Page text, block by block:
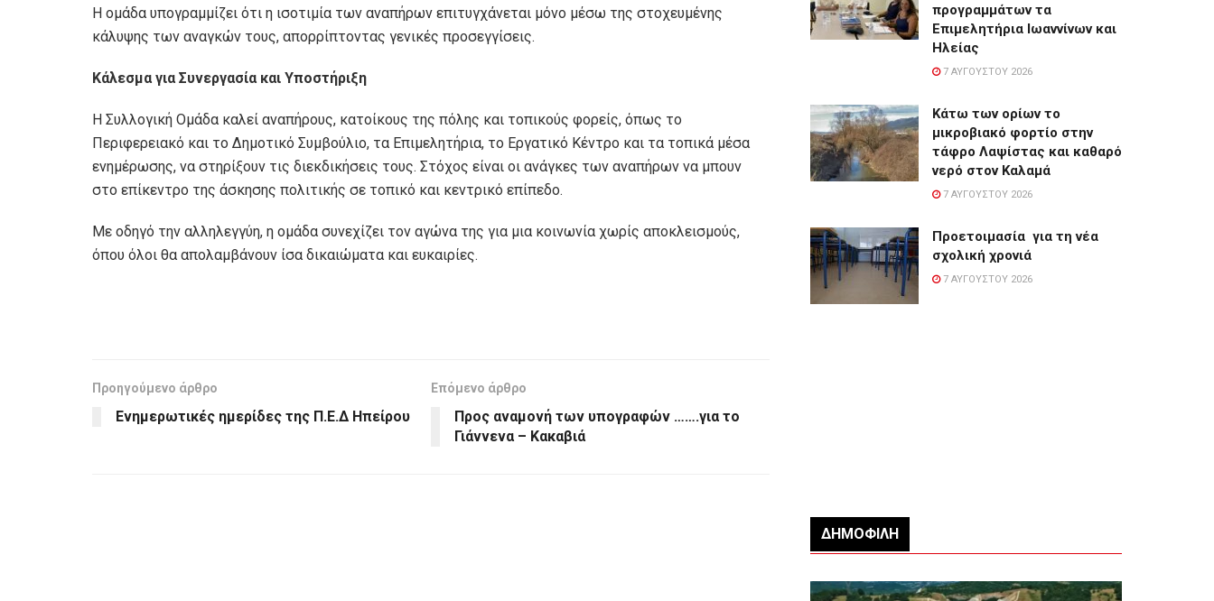
Η ομάδα υπογραμμίζει ότι η ισοτιμία των αναπήρων επιτυγχάνεται μόνο μέσω της στοχευμένης
κάλυψης των αναγκών τους, απορρίπτοντας γενικές προσεγγίσεις.
Κάλεσμα για Συνεργασία και Υποστήριξη
Η Συλλογική Ομάδα καλεί αναπήρους, κατοίκους της πόλης και τοπικούς φορείς, όπως το
Περιφερειακό και το Δημοτικό Συμβούλιο, τα Επιμελητήρια, το Εργατικό Κέντρο και τα τοπικά μέσα
ενημέρωσης, να στηρίξουν τις διεκδικήσεις τους. Στόχος είναι οι ανάγκες των αναπήρων να μπουν
στο επίκεντρο της άσκησης πολιτικής σε τοπικό και κεντρικό επίπεδο.
Με οδηγό την αλληλεγγύη, η ομάδα συνεχίζει τον αγώνα της για μια κοινωνία χωρίς αποκλεισμούς,
όπου όλοι θα απολαμβάνουν ίσα δικαιώματα και ευκαιρίες.
Προηγούμενο άρθρο
Ενημερωτικές ημερίδες της Π.Ε.Δ Ηπείρου
Επόμενο άρθρο
Προς αναμονή των υπογραφών …….για το
Γιάννενα – Κακαβιά
προγραμμάτων τα
Επιμελητήρια Ιωαννίνων και
Ηλείας
7 ΑΥΓΟΎΣΤΟΥ 2026
Κάτω των ορίων το
μικροβιακό φορτίο στην
τάφρο Λαψίστας και καθαρό
νερό στον Καλαμά
7 ΑΥΓΟΎΣΤΟΥ 2026
Προετοιμασία για τη νέα
σχολική χρονιά
7 ΑΥΓΟΎΣΤΟΥ 2026
ΔΗΜΟΦΙΛΉ